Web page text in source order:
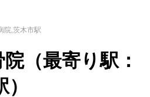
院,茨木市駅
（最寄り駅：